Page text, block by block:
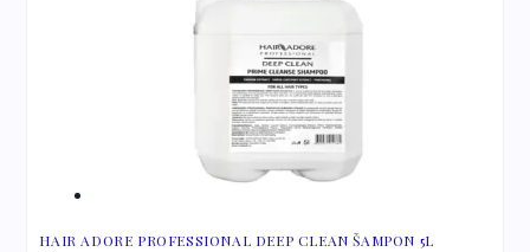
HAIR ADORE PROFESSIONAL DEEP CLEAN ŠAMPON 5L